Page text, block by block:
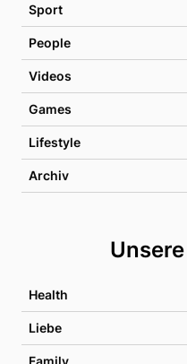
Sport
People
Videos
Games
Lifestyle
Archiv
Health
Liebe
Family